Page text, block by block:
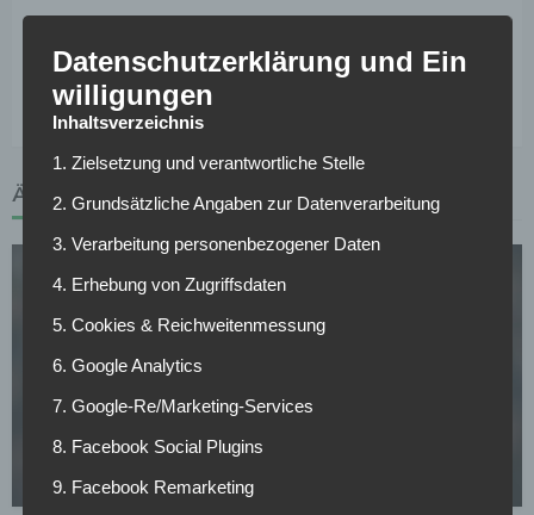
Berateragentur bekommt für die Vermittlung eine
ordentliche Provision in Höhe von 2 Millionen Euro.
ÄHNLICHE ARTIKEL
CL-Sieg und dann weg? PSG-Star im Visier von
europäischen Topklubs
08.05.2026
Datenschutzerklärung und Ein
willigungen
Inhaltsverzeichnis
1. Zielsetzung und verantwortliche Stelle
2. Grundsätzliche Angaben zur Datenverarbeitung
3. Verarbeitung personenbezogener Daten
4. Erhebung von Zugriffsdaten
5. Cookies & Reichweitenmessung
6. Google Analytics
7. Google-Re/Marketing-Services
8. Facebook Social Plugins
9. Facebook Remarketing